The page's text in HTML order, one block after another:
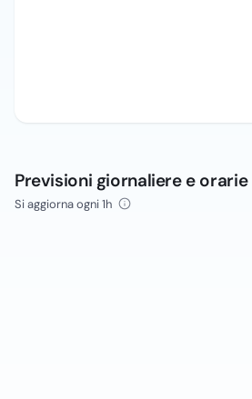
Previsioni giornaliere e orarie
Si aggiorna ogni 1h